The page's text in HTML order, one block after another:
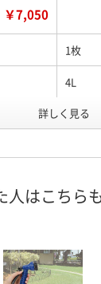
￥7,050
1枚
4L
グリーン
数量
詳しく見る
人はこちら